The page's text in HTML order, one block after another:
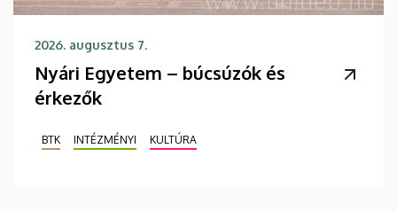
2026. augusztus 7.
Nyári Egyetem – búcsúzók és
érkezők
BTK INTÉZMÉNYI KULTÚRA